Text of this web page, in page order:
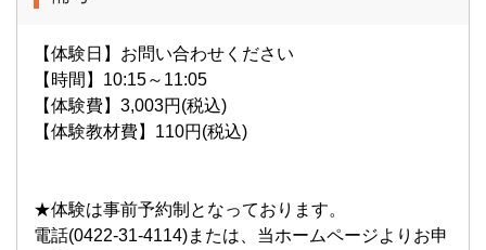
【体験日】お問い合わせください
【時間】10:15～11:05
【体験費】3,003円(税込)
【体験教材費】110円(税込)
★体験は事前予約制となっております。
電話(0422-31-4114)または、当ホームページよりお申